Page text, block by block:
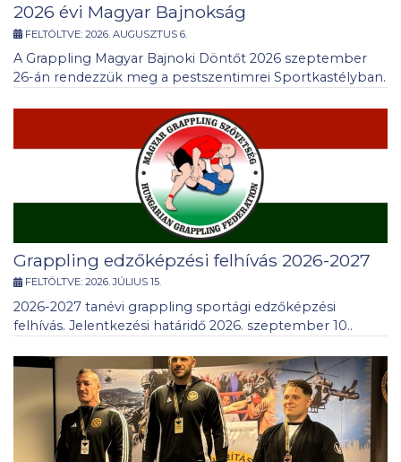
2026 évi Magyar Bajnokság
FELTÖLTVE: 2026. AUGUSZTUS 6.
A Grappling Magyar Bajnoki Döntőt 2026 szeptember
26-án rendezzük meg a pestszentimrei Sportkastélyban.
Grappling edzőképzési felhívás 2026-2027
FELTÖLTVE: 2026. JÚLIUS 15.
2026-2027 tanévi grappling sportági edzőképzési
felhívás. Jelentkezési határidő 2026. szeptember 10..